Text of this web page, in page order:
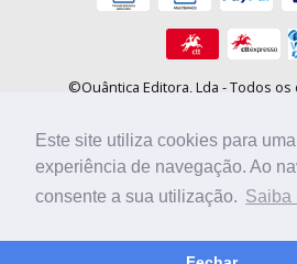
Este site utiliza cookies para
experiência de navegação. Ao
consente a sua utilização. Saiba
©Quântica Editora, Lda - Todos
E-mail:
Tel.: +351 220 104 872(custo de